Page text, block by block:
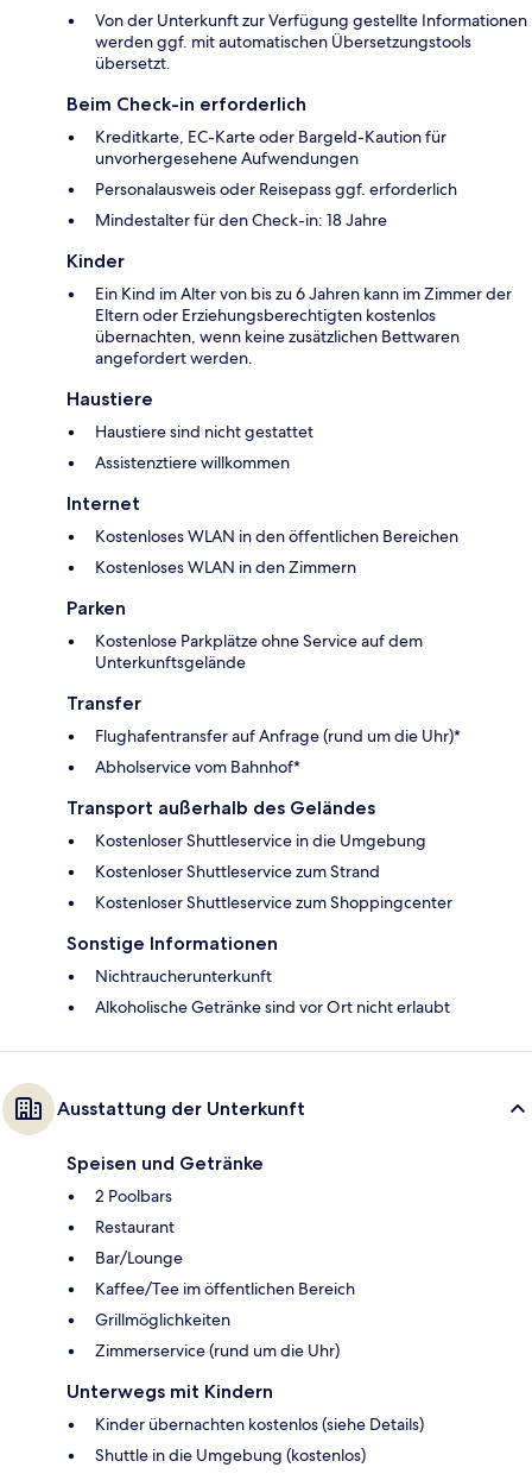
Von der Unterkunft zur Verfügung gestellte Informationen
werden ggf. mit automatischen Übersetzungstools
übersetzt.
Beim Check-in erforderlich
Kreditkarte, EC-Karte oder Bargeld-Kaution für
unvorhergesehene Aufwendungen
Personalausweis oder Reisepass ggf. erforderlich
Mindestalter für den Check-in: 18 Jahre
Kinder
Ein Kind im Alter von bis zu 6 Jahren kann im Zimmer der
Eltern oder Erziehungsberechtigten kostenlos
übernachten, wenn keine zusätzlichen Bettwaren
angefordert werden.
Haustiere
Haustiere sind nicht gestattet
Assistenztiere willkommen
Internet
Kostenloses WLAN in den öffentlichen Bereichen
Kostenloses WLAN in den Zimmern
Parken
Kostenlose Parkplätze ohne Service auf dem
Unterkunftsgelände
Transfer
Flughafentransfer auf Anfrage (rund um die Uhr)*
Abholservice vom Bahnhof*
Transport außerhalb des Geländes
Kostenloser Shuttleservice in die Umgebung
Kostenloser Shuttleservice zum Strand
Kostenloser Shuttleservice zum Shoppingcenter
Sonstige Informationen
Nichtraucherunterkunft
Alkoholische Getränke sind vor Ort nicht erlaubt
Ausstattung der Unterkunft
Speisen und Getränke
2 Poolbars
Restaurant
Bar/Lounge
Kaffee/Tee im öffentlichen Bereich
Grillmöglichkeiten
Zimmerservice (rund um die Uhr)
Unterwegs mit Kindern
Kinder übernachten kostenlos (siehe Details)
Shuttle in die Umgebung (kostenlos)